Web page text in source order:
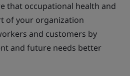
that occupational health and
of your organization
and customers by
and future needs better